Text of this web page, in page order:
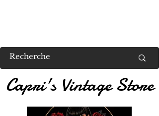
Capri's Vintage Store